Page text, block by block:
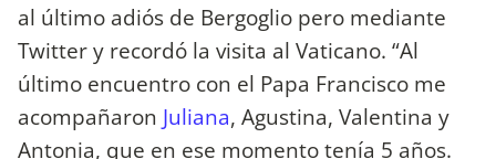
al último adiós de Bergoglio pero mediante
Twitter y recordó la visita al Vaticano. “Al
último encuentro con el Papa Francisco me
acompañaron Juliana, Agustina, Valentina y
Antonia, que en ese momento tenía 5 años.